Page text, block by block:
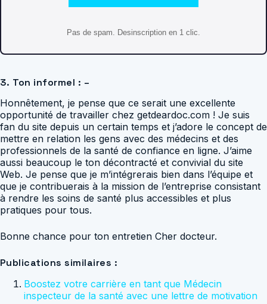
Pas de spam. Desinscription en 1 clic.
3. Ton informel : –
Honnêtement, je pense que ce serait une excellente
opportunité de travailler chez getdeardoc.com ! Je suis
fan du site depuis un certain temps et j’adore le concept de
mettre en relation les gens avec des médecins et des
professionnels de la santé de confiance en ligne. J’aime
aussi beaucoup le ton décontracté et convivial du site
Web. Je pense que je m’intégrerais bien dans l’équipe et
que je contribuerais à la mission de l’entreprise consistant
à rendre les soins de santé plus accessibles et plus
pratiques pour tous.
Bonne chance pour ton entretien Cher docteur.
Publications similaires :
Boostez votre carrière en tant que Médecin
inspecteur de la santé avec une lettre de motivation